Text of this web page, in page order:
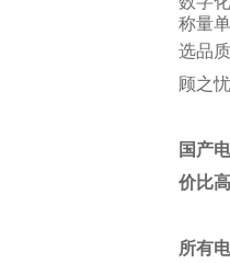
称量
选品
顾之
国产
价比
所有